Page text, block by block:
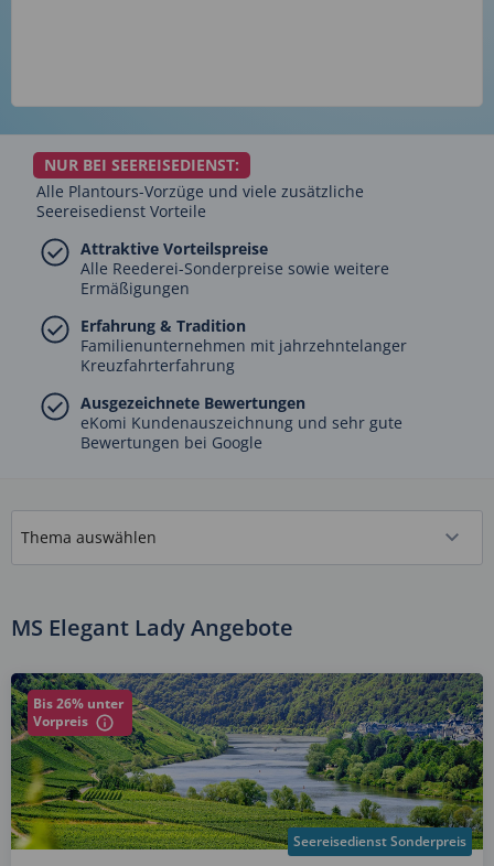
NUR BEI SEEREISEDIENST:
Alle Plantours-Vorzüge und viele zusätzliche
Seereisedienst Vorteile
Attraktive Vorteilspreise
Alle Reederei-Sonderpreise sowie weitere
Ermäßigungen
Erfahrung & Tradition
Familienunternehmen mit jahrzehntelanger
Kreuzfahrterfahrung
Ausgezeichnete Bewertungen
eKomi Kundenauszeichnung und sehr gute
Bewertungen bei Google
MS Elegant Lady Angebote
Bis 26% unter
Vorpreis
Seereisedienst Sonderpreis